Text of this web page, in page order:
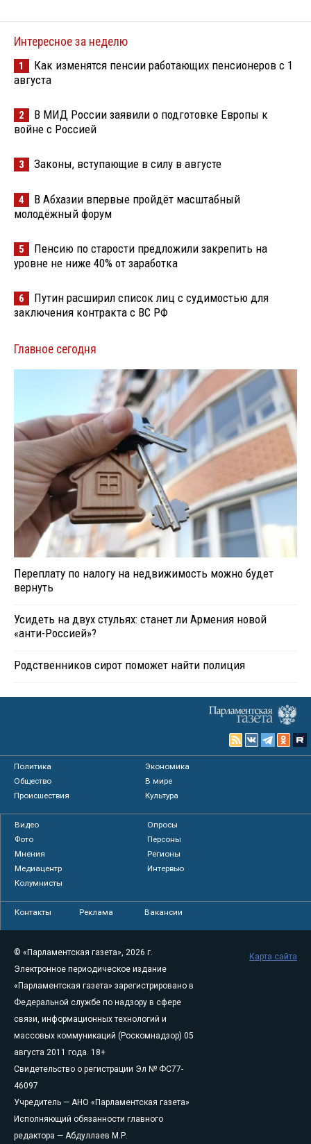
Интересное за неделю
1
Как изменятся пенсии работающих пенсионеров с 1
августа
2
В МИД России заявили о подготовке Европы к
войне с Россией
3 Законы, вступающие в силу в августе
4
В Абхазии впервые пройдёт масштабный
молодёжный форум
5
Пенсию по старости предложили закрепить на
уровне не ниже 40% от заработка
6
Путин расширил список лиц с судимостью для
заключения контракта с ВС РФ
Главное сегодня
Переплату по налогу на недвижимость можно будет
вернуть
Усидеть на двух стульях: станет ли Армения новой
«анти-Россией»?
Родственников сирот поможет найти полиция
Политика
Экономика
Общество
В мире
Происшествия
Культура
Видео
Опросы
Фото
Персоны
Мнения
Регионы
Медиацентр
Интервью
Колумнисты
Контакты Реклама Вакансии
© «Парламентская газета», 2026 г.
Электронное периодическое издание
«Парламентская газета» зарегистрировано в
Федеральной службе по надзору в сфере
связи, информационных технологий и
массовых коммуникаций (Роскомнадзор) 05
августа 2011 года. 18+
Свидетельство о регистрации Эл № ФС77-
46097
Учредитель — АНО «Парламентская газета»
Исполняющий обязанности главного
редактора — Абдуллаев М.Р.
Карта сайта